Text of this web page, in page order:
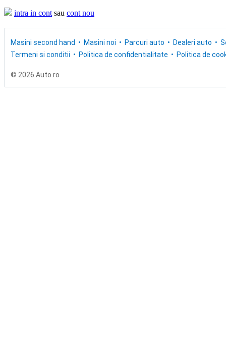
intra in cont sau cont nou
Masini second hand Masini noi Parcuri auto Dealeri auto
Termeni si conditii
Politica de confidentialitate Politica de
© 2026 Auto.ro